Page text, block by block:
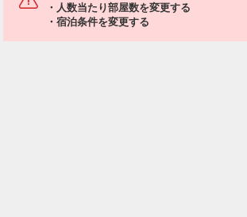
・人数当たり部屋数を変更する
・宿泊条件を変更する